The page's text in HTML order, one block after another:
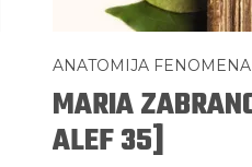
ANATOMIJA FENOMENA
MARIA
ALEF 35]